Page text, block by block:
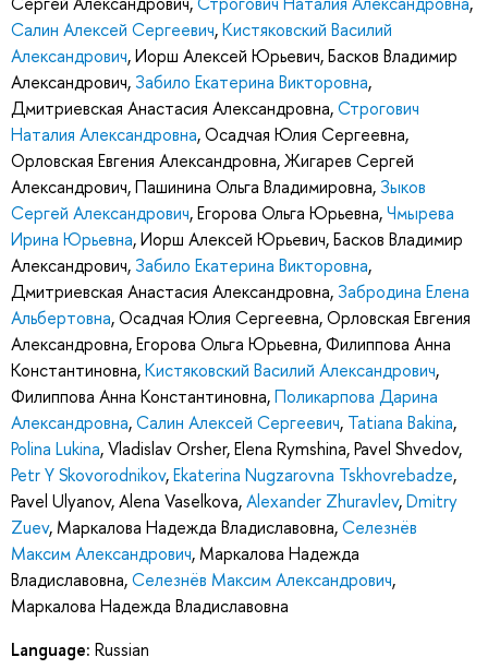
Салин Алексей Сергеевич,Кистяковский Василий
Александрович,Иорш Алексей Юрьевич,Басков Владимир
Александрович, Забило Екатерина Викторовна,
Дмитриевская Анастасия Александровна,Строгович
Наталия Александровна,Осадчая Юлия Сергеевна,
Орловская Евгения Александровна,Жигарев Сергей
Александрович,Пашинина Ольга Владимировна, Зыков
Сергей Александрович,Егорова Ольга Юрьевна,Чмырева
Ирина Юрьевна,Иорш Алексей Юрьевич,Басков Владимир
Александрович, Забило Екатерина Викторовна,
Дмитриевская Анастасия Александровна, Забродина Елена
Альбертовна,Осадчая Юлия Сергеевна,Орловская Евгения
Александровна,Егорова Ольга Юрьевна,Филиппова Анна
Константиновна,Кистяковский Василий Александрович,
Филиппова Анна Константиновна,Поликарпова Дарина
Александровна,Салин Алексей Сергеевич, Tatiana Bakina,
Polina Lukina,Vladislav Orsher,Elena Rymshina,Pavel Shvedov,
Petr Y Skovorodnikov,Ekaterina Nugzarovna Tskhovrebadze,
Pavel Ulyanov,Alena Vaselkova,Alexander Zhuravlev,Dmitry
Zuev, Маркалова Надежда Владиславовна,Селезнёв
Максим Александрович, Маркалова Надежда
Владиславовна,Селезнёв Максим Александрович,
Маркалова Надежда Владиславовна
Language: Russian